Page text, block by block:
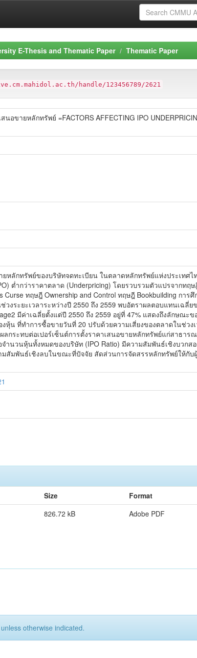
E-Thesis and Thematic Paper Thematic Paper
handle/123456789/2621
อขายหลักทรัพย์ =FACTORS AFFECTING IPO
หลักทรัพย์ของบริษัทจดทะเบียน ในตลาดหลักทรัพย์แห่งประเทศไ
ต่ำกว่าราคาตลาด (Underpricing) โดยรวบรวมตัวแปรจากทฤ
ทฤษฎี Ownership and Control ทฤษฎี Bookbuilding การ
งระยะเวลาระหว่างปี 2550 ถึง 2559 พบอัตราผลตอบแทนเฉลี่
มีค่าเฉลี่ยตั้งแต่ปี 2550 ถึง 2559 อยู่ที่ 47% แสดงถึงลักษณะข
หุ้น ที่ทำการซื้อขายวันที่ 20 ปรับด้วยความเสี่ยงของตลาดในช่วง
ลกระทบต่อเปอร์เซ็นต์การตั้งราคาเสนอขายหลักทรัพย์แก่สาธา
ำนวนหุ้นทั้งหมดของบริษัท (IPO Ratio) มีความสัมพันธ์เชิงบวกส
สัมพันธ์เชิงลบในขณะที่ปัจจัย สัดส่วนการจัดสรรหลักทรัพย์ให้กั
Size
Format
826.72 kB Adobe PDF
otherwise indicated.